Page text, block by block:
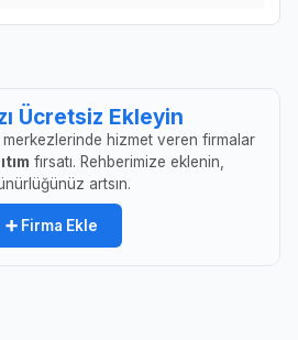
Ücretsiz Ekleyin
hizmet veren firmalar
fırsatı. Rehberimize eklenin,
artsın.
➕ Firma Ekle